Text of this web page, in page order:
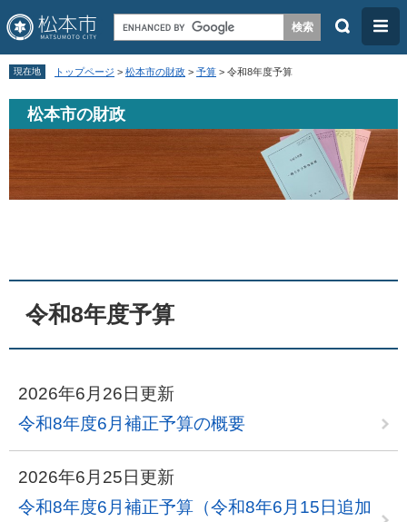
ペ
先
頭
メ
を
飛
へ
検
メ
ニ
ー
現在地 トップページ > 松本市の財政 > 予算 > 令和8年度予算
松本市の財政
令和8年度予算
2026年6月26日更新
令和8年度6月補正予算の概要
2026年6月25日更新
令和8年度6月補正予算（令和8年6月15日追加